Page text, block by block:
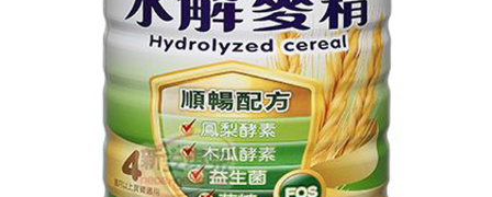
購買商品的店家。未經商家同意取消之訂單仍視為有效，需透過AFTEE先享
後付繳納相關費用。
※ 交易是否成功請以「AFTEE先享後付 」之結帳頁面顯示為準，若有關於
是否繳費成功／繳費後需取消欲退款等相關疑問，請聯繫「AFTEE先享後付
客戶支援中心」https://netprotections.freshdesk.com/support/home
【注意事項】
１．透過由恩沛科技股份有限公司提供之「AFTEE先享後付」服務完成之交
易，需依本服務之必要範圍內提供個人資料，並將交易相關給付款項請求債
權轉讓予恩沛科技股份有限公司。
每筆NT$60，滿NT$590(含以上)免運費
付款後7-11取貨
每筆NT$60，滿NT$590(含以上)免運費
每筆NT$100，滿NT$590(含以上)免運費